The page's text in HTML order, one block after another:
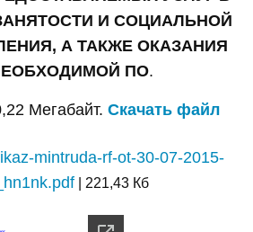
И СОЦИАЛЬНОЙ
А ТАКЖЕ ОКАЗАНИЯ
ПО.
Мегабайт. Скачать файл
mintruda-rf-ot-30-07-2015-
| 221,43 Кб